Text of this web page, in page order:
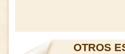
OTROS